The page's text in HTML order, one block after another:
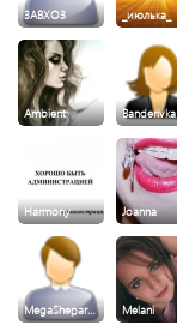
3ABXO3 _июлька_
Ambient Banderivka
Harmony Joanna
MegaShepar… Melani